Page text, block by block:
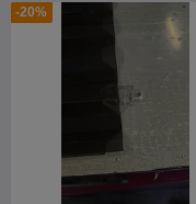
-20%